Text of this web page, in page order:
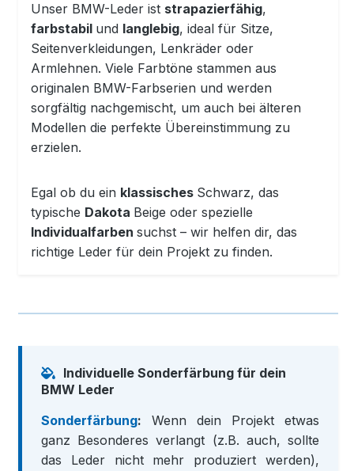
Unser BMW-Leder ist strapazierfähig,
farbstabil und langlebig, ideal für Sitze,
Seitenverkleidungen, Lenkräder oder
Armlehnen. Viele Farbtöne stammen aus
originalen BMW-Farbserien und werden
sorgfältig nachgemischt, um auch bei älteren
Modellen die perfekte Übereinstimmung zu
erzielen.
Egal ob du ein klassisches Schwarz, das
typische Dakota Beige oder spezielle
Individualfarben suchst – wir helfen dir, das
richtige Leder für dein Projekt zu finden.
Individuelle Sonderfärbung für dein
BMW Leder
Sonderfärbung: Wenn dein Projekt etwas
ganz Besonderes verlangt (z.B. auch, sollte
das Leder nicht mehr produziert werden),